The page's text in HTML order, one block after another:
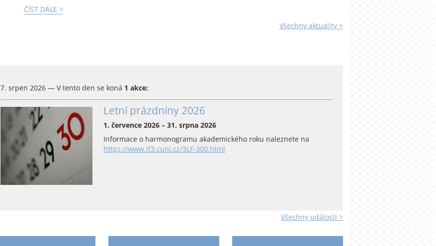
ČÍST DÁLE >
Všechny aktuality >
7. srpen 2026 — V tento den se koná 1 akce:
Letní prázdniny 2026
1. července 2026 – 31. srpna 2026
Informace o harmonogramu akademického roku naleznete na
https://www.lf3.cuni.cz/3LF-300.html
Všechny události >